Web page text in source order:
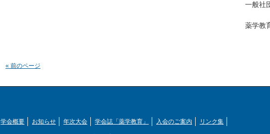
一般社
薬学教
« 前のページ
学会概要 お知らせ 年次大会 学会誌「薬学教育」 入会のご案内 リンク集